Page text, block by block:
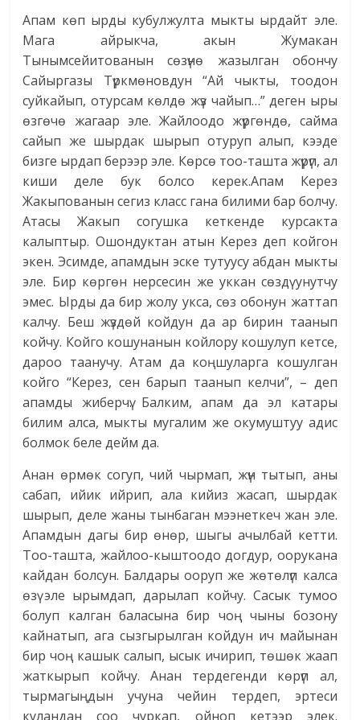
Апам көп ырды кубулжулта мыкты ырдайт эле.
Мага айрыкча, акын Жумакан
Тынымсейитованын сөзүнө жазылган обончу
Сайыргазы Түркмөновдун “Ай чыкты, тоодон
суйкайып, отурсам көлдө жүз чайып…” деген ыры
өзгөчө жагаар эле. Жайлоодо жүргөндө, сайма
сайып же шырдак шырып отуруп алып, кээде
бизге ырдап берээр эле. Көрсө тоо-ташта жүрүп, ал
киши деле бук болсо керек.Апам Керез
Жакыпованын сегиз класс гана билими бар болчу.
Атасы Жакып согушка кеткенде курсакта
калыптыр. Ошондуктан атын Керез деп койгон
экен. Эсимде, апамдын эске тутуусу абдан мыкты
эле. Бир көргөн нерсесин же уккан сөздү унутчу
эмес. Ырды да бир жолу укса, сөз обонун жаттап
калчу. Беш жүздөй койдун да ар бирин таанып
койчу. Койго кошунанын койлору кошулуп кетсе,
дароо таанучу. Атам да коңшуларга кошулган
койго “Керез, сен барып таанып келчи”, – деп
апамды жиберчү. Балким, апам да эл катары
билим алса, мыкты мугалим же окумуштуу адис
болмок беле дейм да.
Анан өрмөк согуп, чий чырмап, жүн тытып, аны
сабап, ийик ийрип, ала кийиз жасап, шырдак
шырып, деле жаны тынбаган мээнеткеч жан эле.
Апамдын дагы бир өнөр, шыгы ачылбай кетти.
Тоо-ташта, жайлоо-кыштоодо догдур, оорукана
кайдан болсун. Балдары ооруп же жөтөлүп калса
өзү эле ырымдап, дарылап койчу. Сасык тумоо
болуп калган баласына бир чоң чыны бозону
кайнатып, ага сызгырылган койдун ич майынан
бир чоң кашык салып, ысык ичирип, төшөк жаап
жаткырып койчу. Анан тердегенди көрүп ал,
тырмагыңдын учуна чейин тердеп, эртеси
куландан соо чуркап, ойноп кетээр элек.